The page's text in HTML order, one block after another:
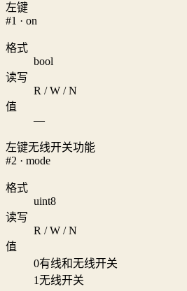
左键
#1 · on
格式
bool
读写
R / W / N
值
—
左键无线开关功能
#2 · mode
格式
uint8
读写
R / W / N
值
0有线和无线开关
1无线开关